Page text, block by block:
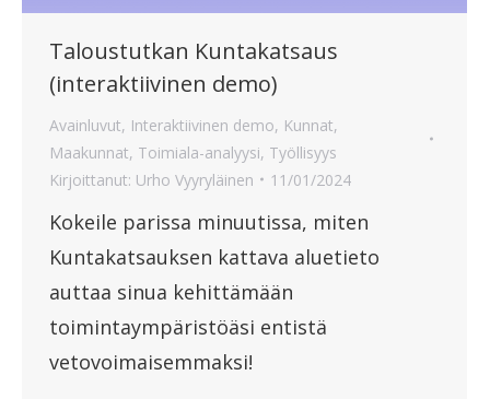
Taloustutkan Kuntakatsaus
(interaktiivinen demo)
Avainluvut, Interaktiivinen demo, Kunnat,
Maakunnat, Toimiala-analyysi, Työllisyys
Kirjoittanut: Urho Vyyryläinen 11/01/2024
Kokeile parissa minuutissa, miten
Kuntakatsauksen kattava aluetieto
auttaa sinua kehittämään
toimintaympäristöäsi entistä
vetovoimaisemmaksi!